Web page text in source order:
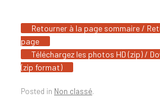
Retourner à la page sommaire /
page
Téléchargez les photos HD (zip) /
(zip format)
Posted in Non classé.